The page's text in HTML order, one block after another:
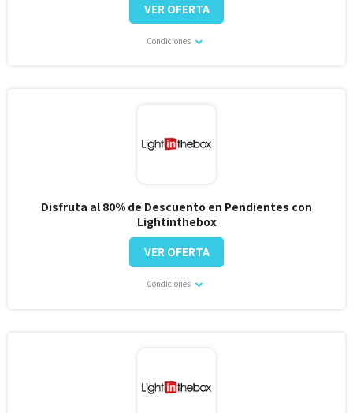
Condiciones
VER OFERTA
Disfruta al 80% de Descuento en Pendientes con
Lightinthebox
Condiciones
VER OFERTA